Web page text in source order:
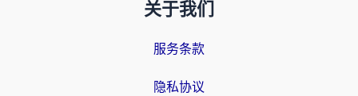
关于我们
服务条款
隐私协议